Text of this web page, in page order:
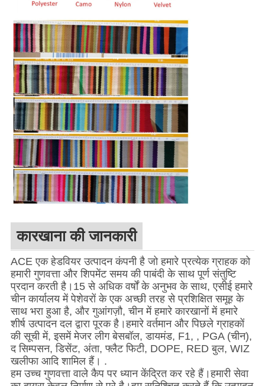
कारखाना की जानकारी
ACE एक हेडवियर उत्पादन कंपनी है जो हमारे प्रत्येक ग्राहक को
हमारी गुणवत्ता और शिपमेंट समय की पाबंदी के साथ पूर्ण संतुष्टि
प्रदान करती है।15 से अधिक वर्षों के अनुभव के साथ, एसीई हमारे
चीन कार्यालय में पेशेवरों के एक अच्छी तरह से प्रशिक्षित समूह के
साथ भरा हुआ है, और गुआंगज़ौ, चीन में हमारे कारखानों में हमारे
शीर्ष उत्पादन दल द्वारा पूरक है।हमारे वर्तमान और पिछले ग्राहकों
की सूची में, इसमें मेजर लीग बेसबॉल, डायमंड, F1, , PGA (चीन),
द सिम्पसन, डिसेंट, अंता, फ्लैट फिटी, DOPE, RED बुल, WIZ
खलीफा आदि शामिल हैं। .
हम उच्च गुणवत्ता वाले कैप पर ध्यान केंद्रित कर रहे हैं।हमारी सेवा